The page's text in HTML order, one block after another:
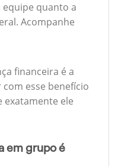
quanto a
Acompanhe
financeira é a
esse benefício
exatamente ele
em grupo é